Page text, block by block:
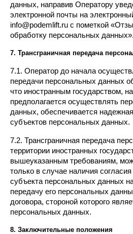
данных, направив Оператору
электронной почты на
info@podemlift.ru с пометкой
обработку персональных данных».
7. Трансграничная передача
7.1. Оператор до начала
передачи персональных данных
что иностранным государством,
предполагается осуществлять
данных, обеспечивается
субъектов персональных данных.
7.2. Трансграничная передача
территории иностранных
вышеуказанным требованиям,
только в случае наличия
субъекта персональных данных
передачу его персональных
договора, стороной которого
персональных данных.
8. Заключительные положения